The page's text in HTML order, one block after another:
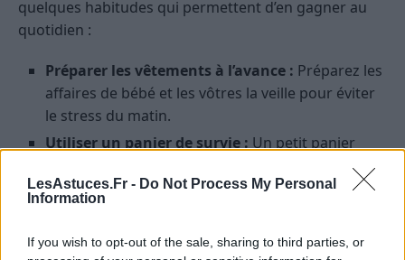
LesAstuces.Fr - Do Not Process My Personal
Information
If you wish to opt-out of the sale, sharing to third parties, or
quelques habitudes qui permettent d’en gagner au
quotidien :
Préparer les vêtements à l’avance : Préparez les
affaires de bébé et les vôtres la veille pour éviter
le stress du matin.
Utiliser un panier de survie : Un petit panier
avec tout le nécessaire (bavoirs, tétines, lingettes,
crèmes) à portée de main dans plusieurs pièces
Planifier les tâches ménagères : Répartissez les